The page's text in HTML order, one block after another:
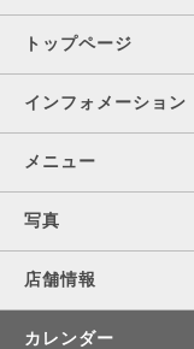
トップページ
インフォメーション
メニュー
写真
店舗情報
カレンダー